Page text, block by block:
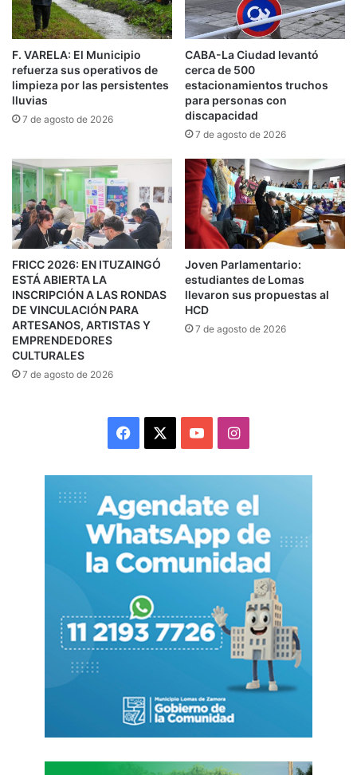
donde sólo había 3 camionetas de este tipo
abocadas a dichas funciones.
Mediante esta adquisición, Lanús Gobierno
tendrá una capacidad de respuesta siete veces
mayor, pudiendo cubrir la demanda de todo el
Acompañaron a Julián Álvarez la jefa de
Gabinete Nadia Burgos y el secretario de
Espacios y Servicios Públicos Mauro Iezzi, entre
otros funcionarios municipales. FUENTE:
Municipio Lanus.
F. VARELA: El Municipio
refuerza sus operativos de
limpieza por las persistentes
lluvias
7 de agosto de 2026
CABA-La Ciudad levantó
cerca de 500
estacionamientos truchos
para personas con
discapacidad
7 de agosto de 2026
FRICC 2026: EN ITUZAINGÓ
ESTÁ ABIERTA LA
INSCRIPCIÓN A LAS RONDAS
DE VINCULACIÓN PARA
ARTESANOS, ARTISTAS Y
EMPRENDEDORES
CULTURALES
7 de agosto de 2026
Joven Parlamentario:
estudiantes de Lomas
llevaron sus propuestas al
HCD
7 de agosto de 2026
Facebook YouTubeInstagram